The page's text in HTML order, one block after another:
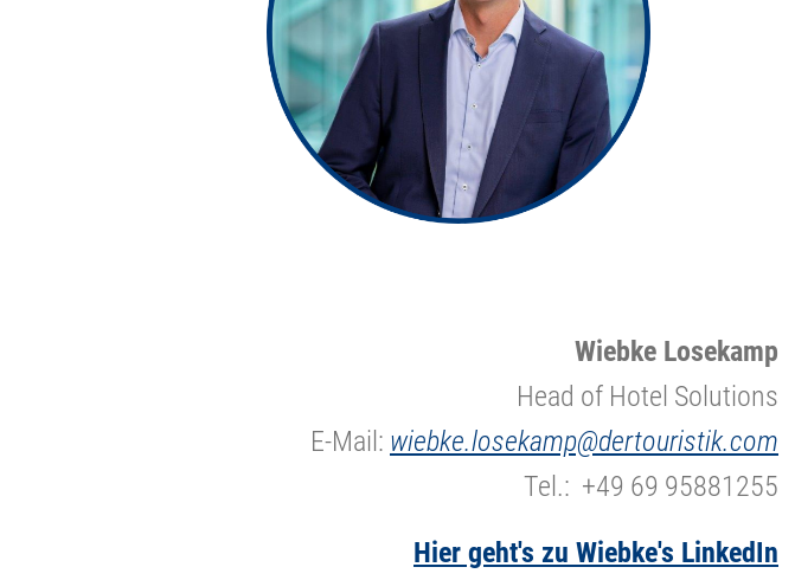
Wiebke Losekamp
Head of Hotel Solutions
E-Mail: wiebke.losekamp@dertouristik.com
Tel.: +49 69 95881255
Hier geht's zu Wiebke's LinkedIn